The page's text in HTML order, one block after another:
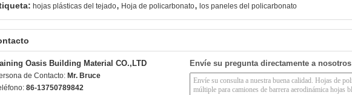
hojas plásticas del tejado, Hoja de policarbonato, los paneles del policarbonato
Oasis Building Material CO.,LTD
de Contacto: Mr. Bruce
86-13750789842
Envíe su pregunta directamente a nosotros